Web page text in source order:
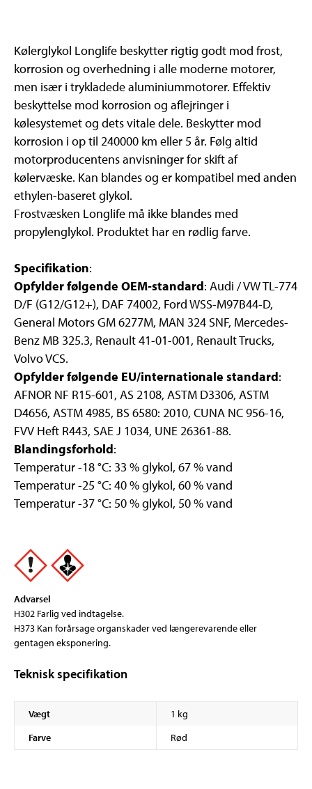
Kølerglykol Longlife beskytter rigtig godt mod frost,
korrosion og overhedning i alle moderne motorer,
men især i trykladede aluminiummotorer. Effektiv
beskyttelse mod korrosion og aflejringer i
kølesystemet og dets vitale dele. Beskytter mod
korrosion i op til 240000 km eller 5 år. Følg altid
motorproducentens anvisninger for skift af
kølervæske. Kan blandes og er kompatibel med anden
ethylen-baseret glykol.
Frostvæsken Longlife må ikke blandes med
propylenglykol. Produktet har en rødlig farve.
Specifikation:
Opfylder følgende OEM-standard: Audi / VW TL-774
D/F (G12/G12+), DAF 74002, Ford WSS-M97B44-D,
General Motors GM 6277M, MAN 324 SNF, Mercedes-
Benz MB 325.3, Renault 41-01-001, Renault Trucks,
Volvo VCS.
Opfylder følgende EU/internationale standard:
AFNOR NF R15-601, AS 2108, ASTM D3306, ASTM
D4656, ASTM 4985, BS 6580: 2010, CUNA NC 956-16,
FVV Heft R443, SAE J 1034, UNE 26361-88.
Blandingsforhold:
Temperatur -18 °C: 33 % glykol, 67 % vand
Temperatur -25 °C: 40 % glykol, 60 % vand
Temperatur -37 °C: 50 % glykol, 50 % vand
Advarsel
H302 Farlig ved indtagelse.
H373 Kan forårsage organskader ved længerevarende eller
gentagen eksponering.
Teknisk specifikation
Vægt
1 kg
Farve
Rød